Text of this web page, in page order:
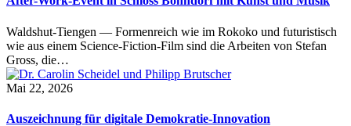
Waldshut-Tiengen — Formenreich wie im Rokoko und futuristisch
wie aus einem Science-Fiction-Film sind die Arbeiten von Stefan
Gross, die…
Mai 22, 2026
Auszeichnung für digitale Demokratie-Innovation